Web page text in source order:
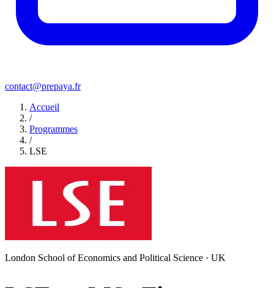
contact@prepaya.fr
Accueil
/
Programmes
/
LSE
London School of Economics and Political Science · UK